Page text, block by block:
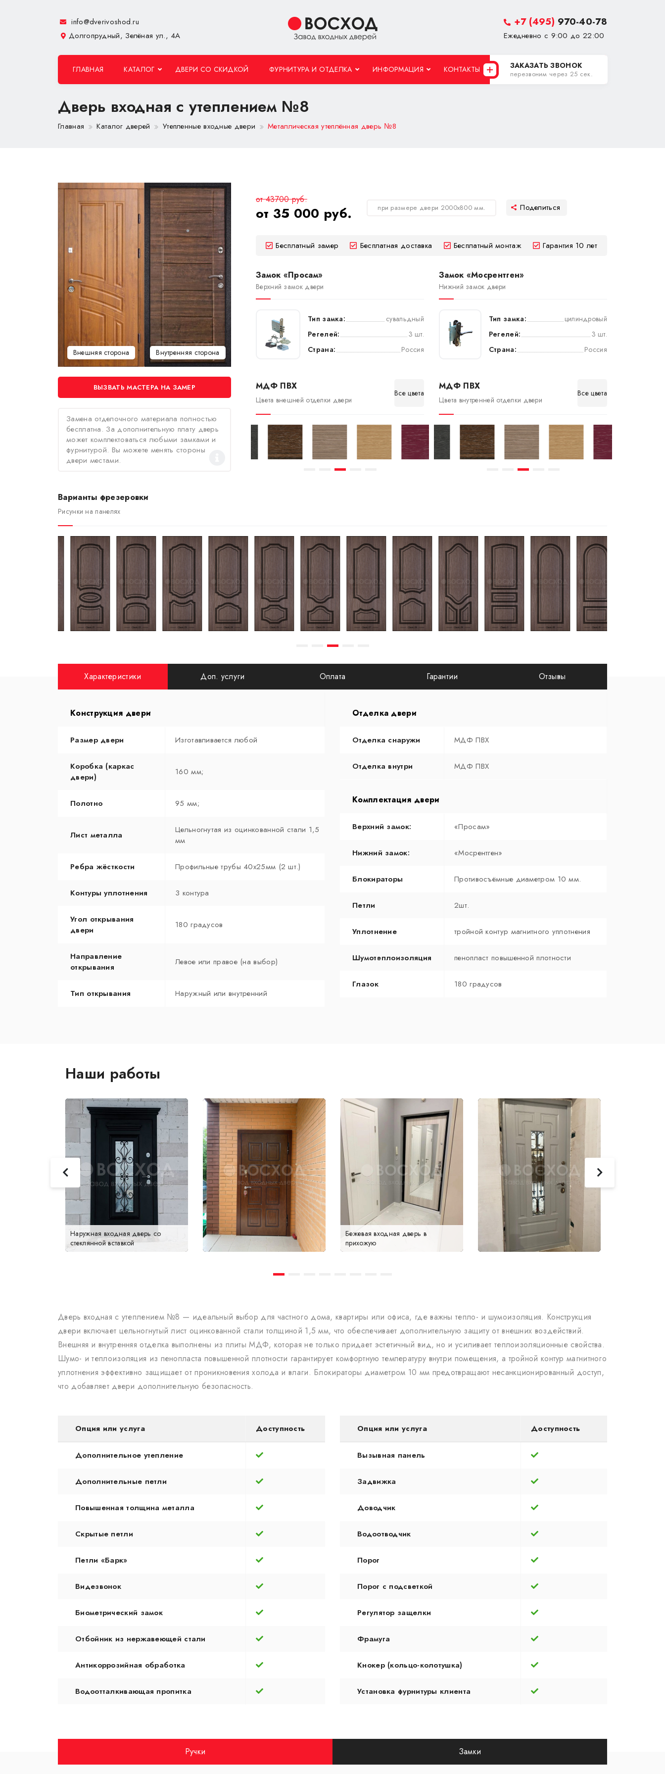
info@dverivoshod.ru
Долгопрудный, Зелёная ул., 4А
+7 (495) 970-40-78
Ежедневно с 9:00 до 22:00
ГЛАВНАЯ КАТАЛОГ ДВЕРИ СО СКИДКОЙ ФУРНИТУРА И ОТДЕЛКА ИНФОРМАЦИЯ КОНТАКТЫ ЗАКАЗАТЬ ЗВОНОК
перезвоним через 25 сек.
Дверь входная с утеплением №8
Главная Каталог дверей Утепленные входные двери Металлическая утеплённая дверь №8
Внешняя сторона Внутренняя сторона
ВЫЗВАТЬ МАСТЕРА НА ЗАМЕР
Замена отделочного материала полностью
бесплатна. За дополнительную плату дверь
может комплектоваться любыми замками и
фурнитурой. Вы можете менять стороны
двери местами.
от 43700 руб.
от 35 000 руб. при размере двери 2000х800 мм.
Бесплатный замер Бесплатная доставка Бесплатный монтаж Гарантия 10 лет
Замок «Просам»
Верхний замок двери
Тип замка:
сувальдный
Регелей:
3 шт.
Страна:
Россия
Замок «Мосрентген»
Нижний замок двери
Тип замка:
цилиндровый
Регелей:
3 шт.
Страна:
Россия
МДФ ПВХ
Цвета внешней отделки двери
Все цвета
МДФ ПВХ
Цвета внутренней отделки двери
Все цвета
Варианты фрезеровки
Рисунки на панелях
Характеристики Доп. услуги Оплата Гарантии Отзывы
Конструкция двери
Размер двери Изготавливается любой
Коробка (каркас
двери)
160 мм;
Полотно 95 мм;
Лист металла
Цельногнутая из оцинкованной стали 1,5
мм
Ребра жёсткости Профильные трубы 40х25мм (2 шт.)
Контуры уплотнения 3 контура
Угол открывания
двери
180 градусов
Направление
открывания
Левое или правое (на выбор)
Тип открывания Наружный или внутренний
Отделка двери
Отделка снаружи МДФ ПВХ
Отделка внутри МДФ ПВХ
Комплектация двери
Верхний замок: «Просам»
Нижний замок: «Мосрентген»
Блокираторы Противосъёмные диаметром 10 мм.
Петли 2шт.
Уплотнение тройной контур магнитного уплотнения
Шумотеплоизоляция пенопласт повышенной плотности
Глазок 180 градусов
Наши работы
Наружная входная дверь со
стеклянной вставкой
Бежевая входная дверь в
прихожую
Дверь входная с утеплением №8 — идеальный выбор для частного дома, квартиры или офиса, где важны тепло- и шумоизоляция. Конструкция
двери включает цельногнутый лист оцинкованной стали толщиной 1,5 мм, что обеспечивает дополнительную защиту от внешних воздействий.
Внешняя и внутренняя отделка выполнены из плиты МДФ, которая не только придает эстетичный вид, но и усиливает теплоизоляционные свойства.
Шумо- и теплоизоляция из пенопласта повышенной плотности гарантирует комфортную температуру внутри помещения, а тройной контур магнитного
уплотнения эффективно защищает от проникновения холода и влаги. Блокираторы диаметром 10 мм предотвращают несанкционированный доступ,
что добавляет двери дополнительную безопасность.
Опция или услуга Доступность
Дополнительное утепление
Дополнительные петли
Повышенная толщина металла
Скрытые петли
Петли «Барк»
Видезвонок
Биометрический замок
Отбойник из нержавеющей стали
Антикоррозийная обработка
Водоотталкивающая пропитка
Опция или услуга Доступность
Вызывная панель
Задвижка
Доводчик
Водоотводчик
Порог
Порог с подсветкой
Регулятор защелки
Фрамуга
Кнокер (кольцо-колотушка)
Установка фурнитуры клиента
Ручки Замки